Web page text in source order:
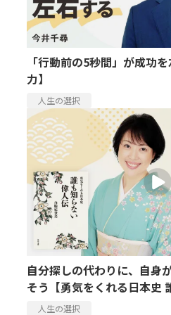
「行動前の5秒間」が成功
力】
人生の選択
自分探しの代わりに、自身
そう【勇気をくれる日本史
人生の選択